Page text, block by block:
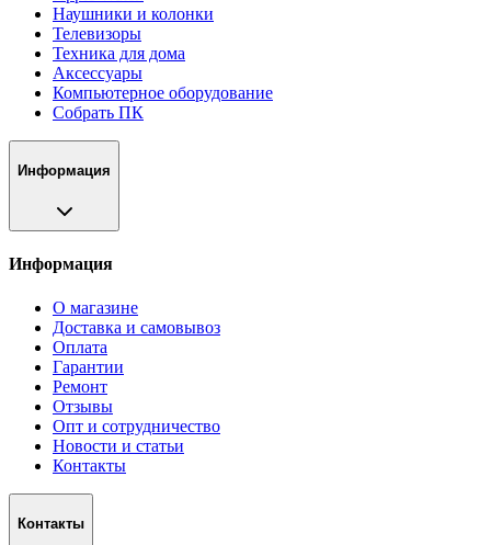
Наушники и колонки
Телевизоры
Техника для дома
Аксессуары
Компьютерное оборудование
Собрать ПК
Информация
Информация
О магазине
Доставка и самовывоз
Оплата
Гарантии
Ремонт
Отзывы
Опт и сотрудничество
Новости и статьи
Контакты
Контакты